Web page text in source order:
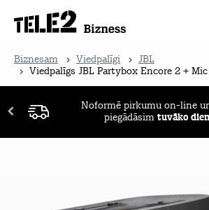
Biznesam Viedpalīgi
JBL
Viedpalīgs JBL Partybox Encore 2 + Mic
Noformē pirkumu on-line
piegādāsim tuvāko